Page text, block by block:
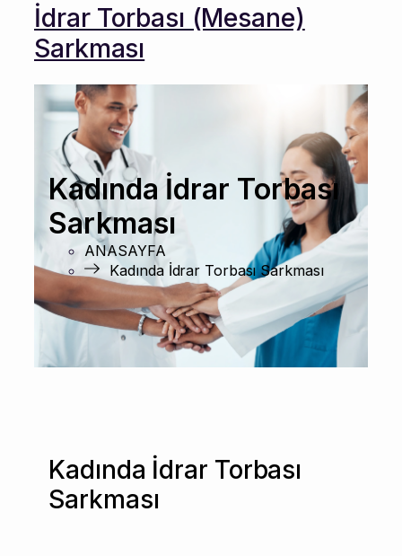
İdrar Torbası (Mesane)
Sarkması
Kadında İdrar Torbası
Sarkması
ANASAYFA
Kadında İdrar Torbası Sarkması
Kadında İdrar Torbası
Sarkması